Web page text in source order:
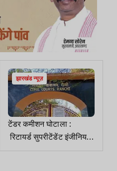
झारखंड न्यूज़
टेंडर कमीशन घोटाला :
रिटायर्ड सुपरीटेंडेंट इंजीनियर
व एग्जीक्यूटिव इंजीनियर ने